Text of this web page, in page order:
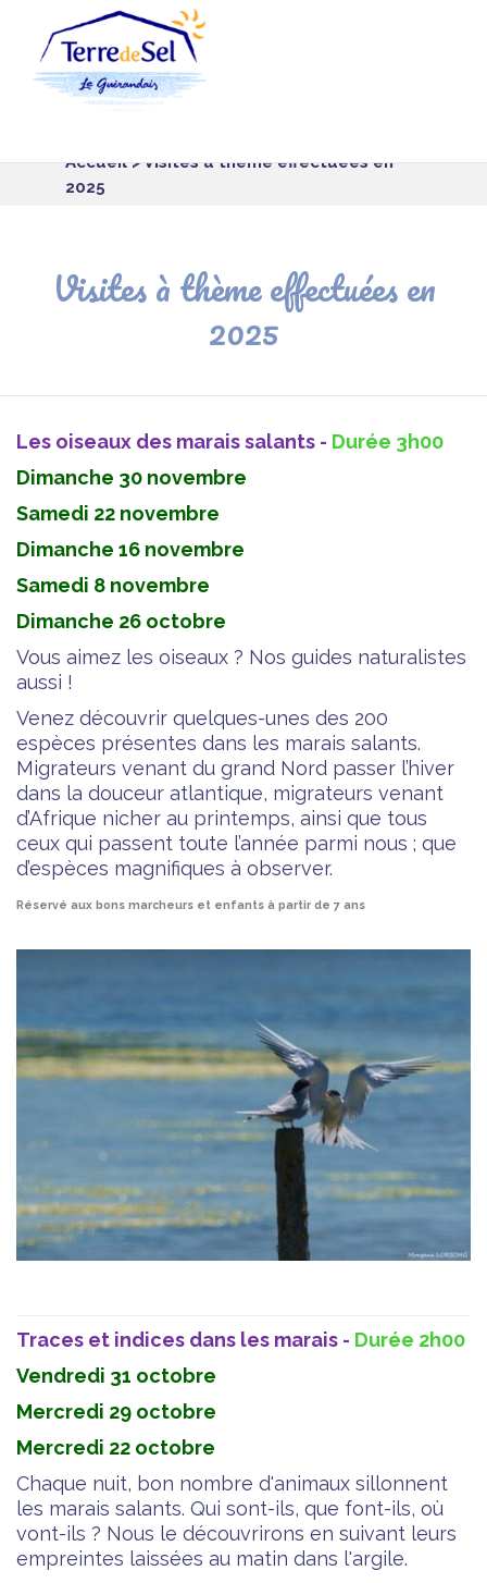
Accueil> Visites à thème effectuées en
2025
Visites à thème effectuées en
2025
Les oiseaux des marais salants - Durée 3h00
Dimanche 30 novembre
Samedi 22 novembre
Dimanche 16 novembre
Samedi 8 novembre
Dimanche 26 octobre
Vous aimez les oiseaux ? Nos guides naturalistes
aussi !
Venez découvrir quelques-unes des 200
espèces présentes dans les marais salants.
Migrateurs venant du grand Nord passer l’hiver
dans la douceur atlantique, migrateurs venant
d’Afrique nicher au printemps, ainsi que tous
ceux qui passent toute l’année parmi nous ; que
d’espèces magnifiques à observer.
Réservé aux bons marcheurs et enfants à partir de 7 ans
Traces et indices dans les marais - Durée 2h00
Vendredi 31 octobre
Mercredi 29 octobre
Mercredi 22 octobre
Chaque nuit, bon nombre d'animaux sillonnent
les marais salants. Qui sont-ils, que font-ils, où
vont-ils ? Nous le découvrirons en suivant leurs
empreintes laissées au matin dans l'argile.
Panneau de gestion des cookies